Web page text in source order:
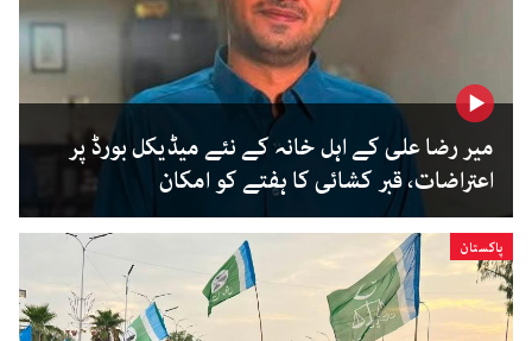
میر رضا علی کے اہل خانہ کے نئے میڈیکل بورڈ پر
اعتراضات، قبر کشائی کا ہفتے کو امکان
پاکستان